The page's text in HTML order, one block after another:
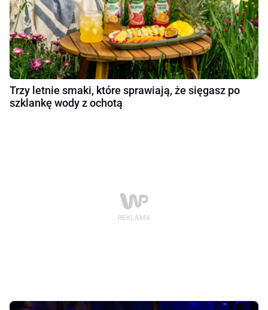
Trzy letnie smaki, które sprawiają, że sięgasz po
szklankę wody z ochotą